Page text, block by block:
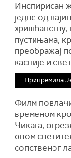
Инспирисан
једне од
хришћанству,
пустињама,
преображај
касније и
Припремила
Филм
временом
Чикага,
овом
сопственог